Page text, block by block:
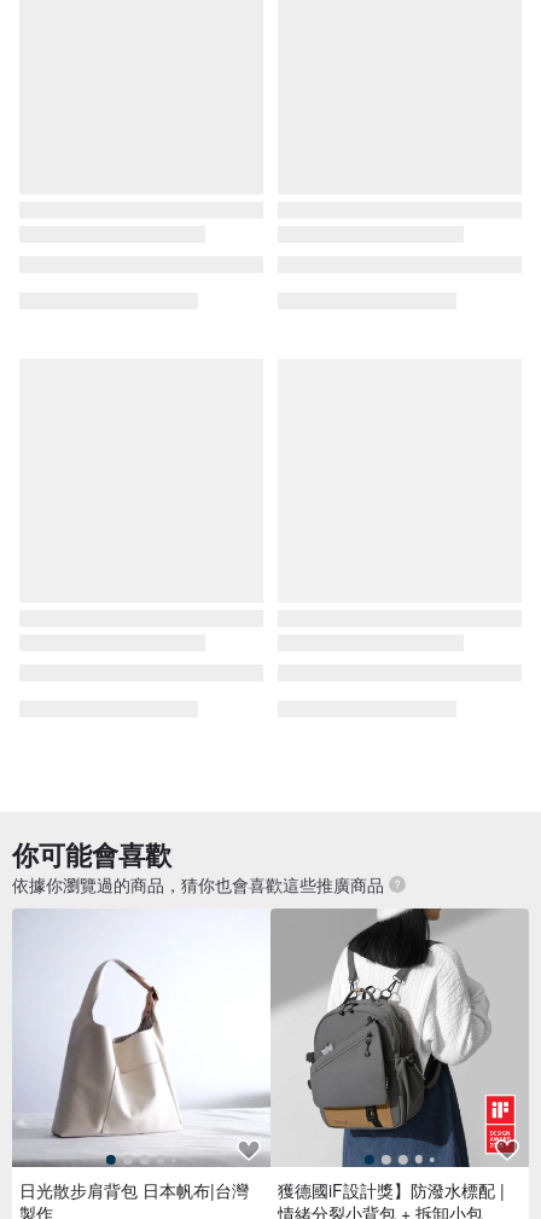
你可能會喜歡
依據你瀏覽過的商品，猜你也會喜歡這些推廣商品
日光散步肩背包 日本帆布|台灣
製作
獲德國iF設計獎】防潑水標配 |
情緒分裂小背包 + 拆卸小包